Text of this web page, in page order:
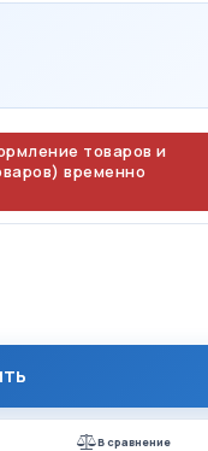
товаров и
временно
В сравнение